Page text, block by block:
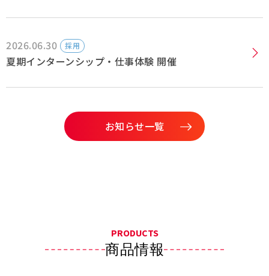
2026.06.30 採用
夏期インターンシップ・仕事体験 開催
お知らせ一覧
PRODUCTS
商品情報